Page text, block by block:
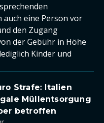
auch eine Person vor
den Zugang
der Gebühr in Höhe
Kinder und
Strafe: Italien
Müllentsorgung
betroffen